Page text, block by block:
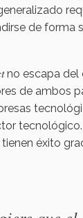
de forma
no escapa del
de ambos
éxito